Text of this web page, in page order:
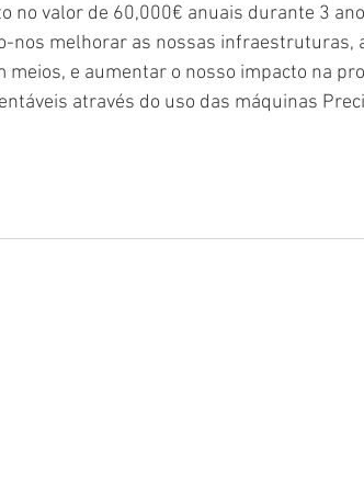
no valor de 60,000€ anuais durante 3
nos melhorar as nossas infraestruturas,
meios, e aumentar o nosso impacto na
através do uso das máquinas